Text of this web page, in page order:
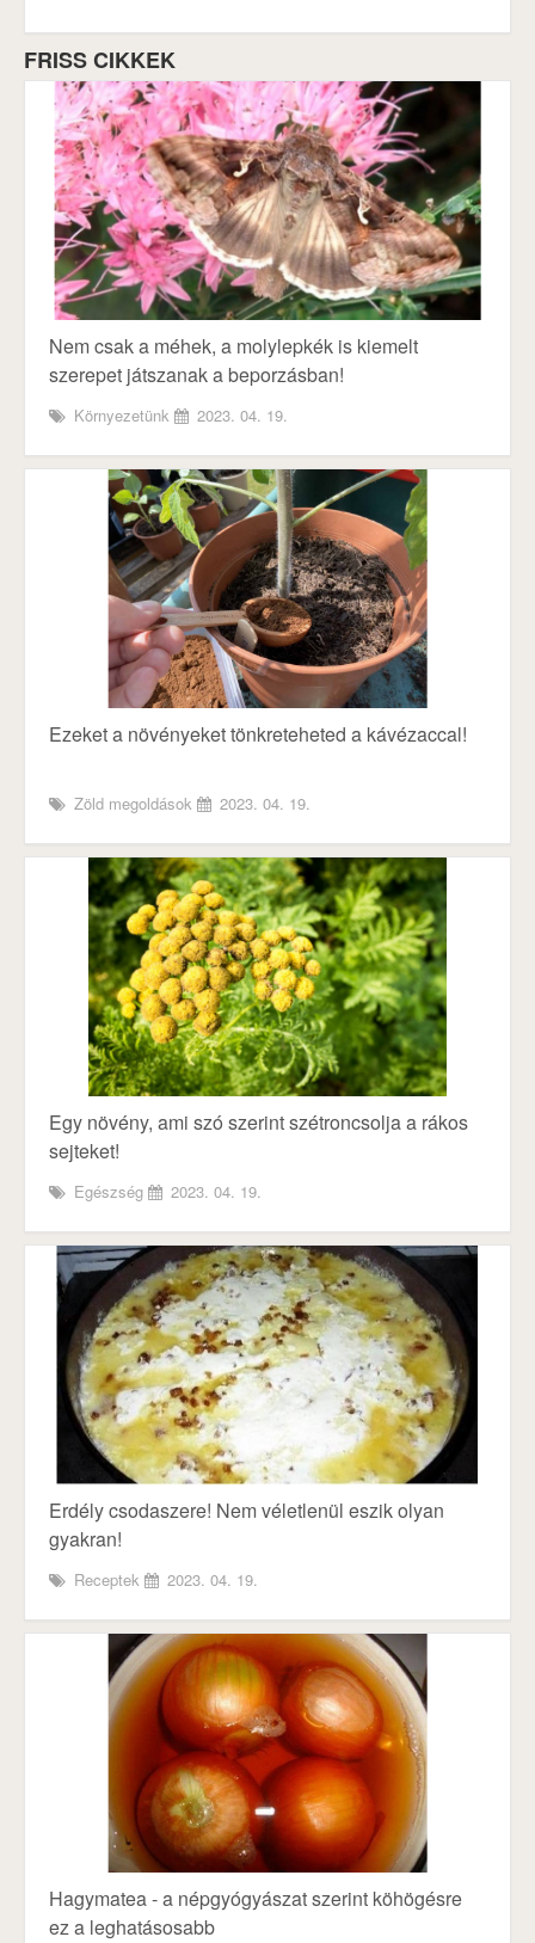
FRISS CIKKEK
Nem csak a méhek, a molylepkék is kiemelt
szerepet játszanak a beporzásban!
Környezetünk 2023. 04. 19.
Ezeket a növényeket tönkreteheted a kávézaccal!
Zöld megoldások 2023. 04. 19.
Egy növény, ami szó szerint szétroncsolja a rákos
sejteket!
Egészség 2023. 04. 19.
Erdély csodaszere! Nem véletlenül eszik olyan
gyakran!
Receptek 2023. 04. 19.
Hagymatea - a népgyógyászat szerint köhögésre
ez a leghatásosabb